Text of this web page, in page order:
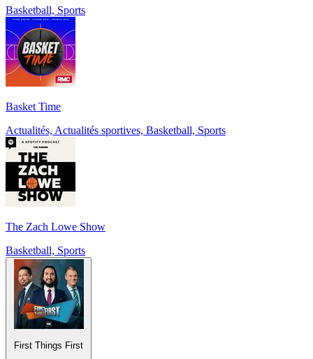
Basketball, Sports
Basket Time
Actualités, Actualités sportives, Basketball, Sports
The Zach Lowe Show
Basketball, Sports
First Things First